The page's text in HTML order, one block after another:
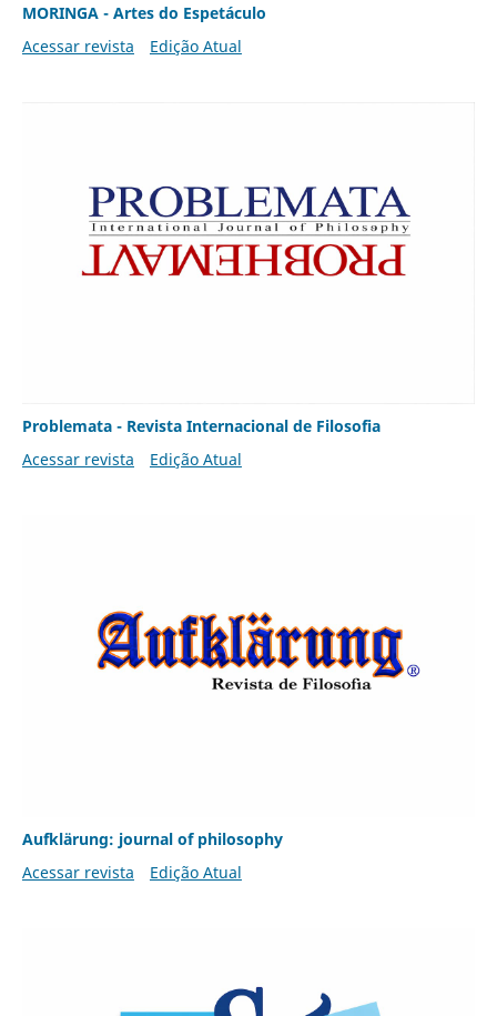
MORINGA - Artes do Espetáculo
Acessar revista
Edição Atual
Problemata - Revista Internacional de Filosofia
Acessar revista
Edição Atual
Aufklärung: journal of philosophy
Acessar revista
Edição Atual